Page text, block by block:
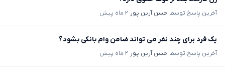
آخرین پاسخ توسط حسن آرین پور ۲ ماه پیش
یک فرد برای چند نفر می تواند ضامن وام بانکی بشود؟
آخرین پاسخ توسط حسن آرین پور ۲ ماه پیش